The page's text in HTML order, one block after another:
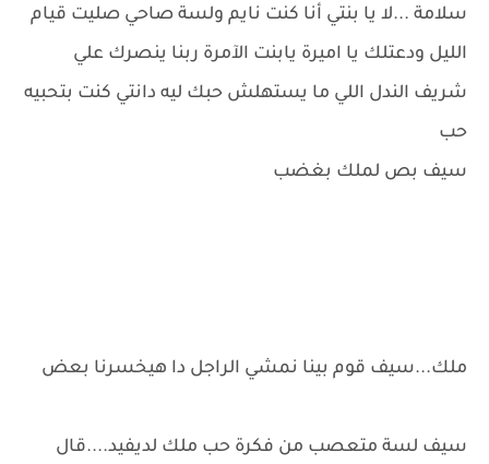
سلامة ...لا يا بنتي أنا كنت نايم ولسة صاحي صليت قيام
الليل ودعتلك يا اميرة يابنت الآمرة ربنا ينصرك علي
شريف الندل اللي ما يستهلش حبك ليه دانتي كنت بتحبيه
حب
سيف بص لملك بغضب
ملك...سيف قوم بينا نمشي الراجل دا هيخسرنا بعض
سيف لسة متعصب من فكرة حب ملك لديفيد....قال